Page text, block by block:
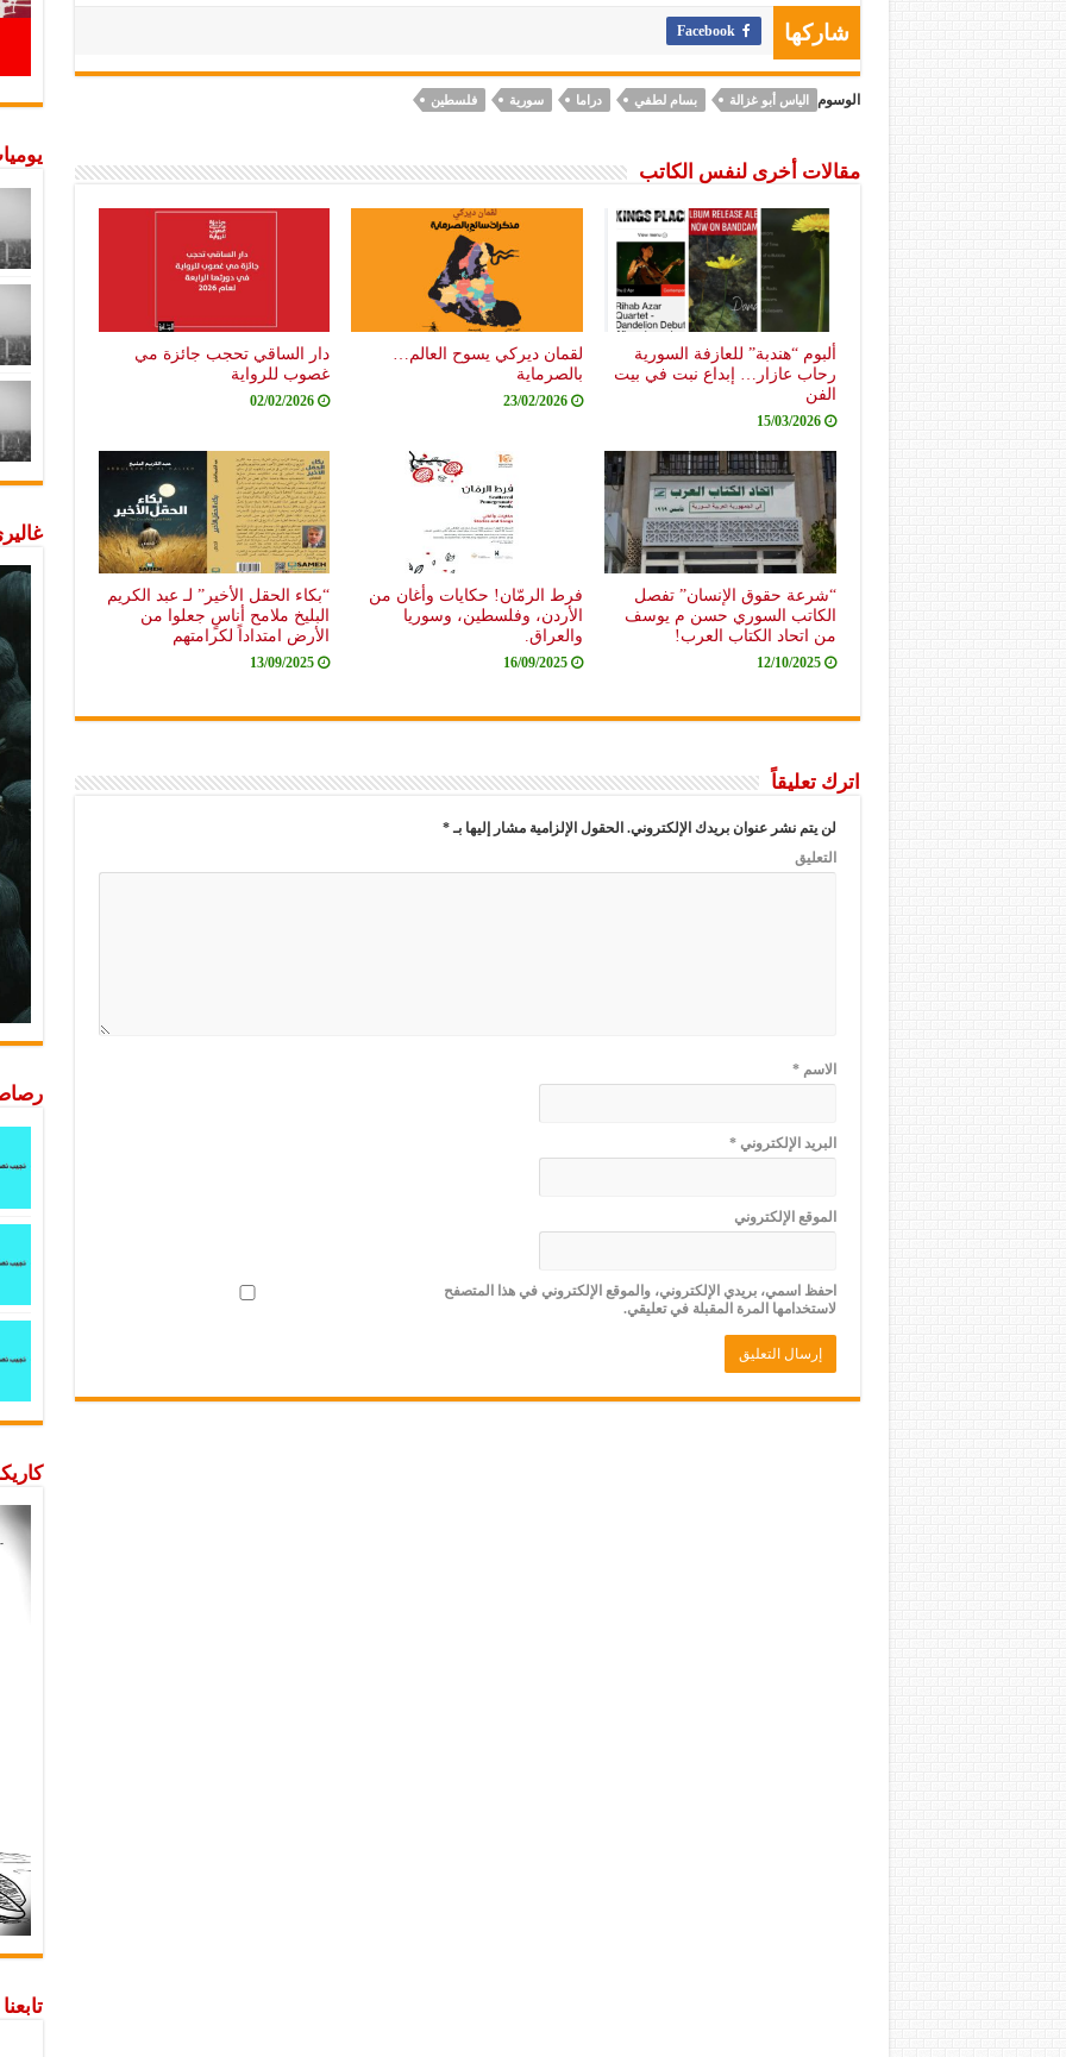
شاركها Facebook
الوسوم الياس أبو غزالة بسام لطفي دراما سورية فلسطين
مقالات أخرى لنفس الكاتب
ألبوم “هندبة” للعازفة السورية
رحاب عازار… إبداع نبت في بيت
الفن
15/03/2026
لقمان ديركي يسوح العالم…
بالصرماية
23/02/2026
دار الساقي تحجب جائزة مي
غصوب للرواية
02/02/2026
“شرعة حقوق الإنسان” تفصل
الكاتب السوري حسن م يوسف
من اتحاد الكتاب العرب!
12/10/2025
فرط الرمّان! حكايات وأغان من
الأردن، وفلسطين، وسوريا
والعراق.
16/09/2025
“بكاء الحقل الأخير” لـ عبد الكريم
البليخ ملامح أناسٍ جعلوا من
الأرض امتداداً لكرامتهم
13/09/2025
اترك تعليقاً
لن يتم نشر عنوان بريدك الإلكتروني. الحقول الإلزامية مشار إليها بـ*
التعليق
الاسم*
البريد الإلكتروني*
الموقع الإلكتروني
احفظ اسمي، بريدي الإلكتروني، والموقع الإلكتروني في هذا المتصفح
لاستخدامها المرة المقبلة في تعليقي.